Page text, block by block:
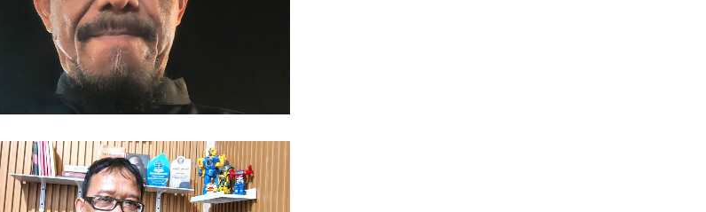
Soroti Aksi Ratusan Siswa SMKN 1
Minta Evaluasi Tata Kelola